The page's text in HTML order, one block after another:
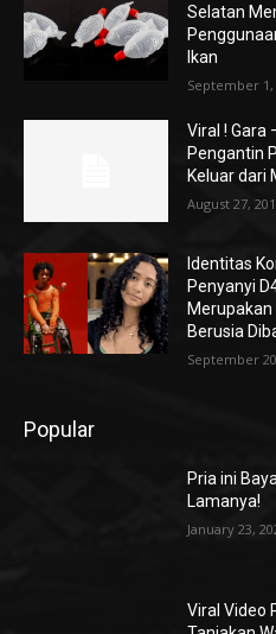
Selatan
Ikan
September 1,
Viral ! Gara
Pengantin
Keluar dari
August 27,
Identitas
Penyanyi
Berusia
September
Popular
Pria ini
Lamanya!
January 23,
Viral Video